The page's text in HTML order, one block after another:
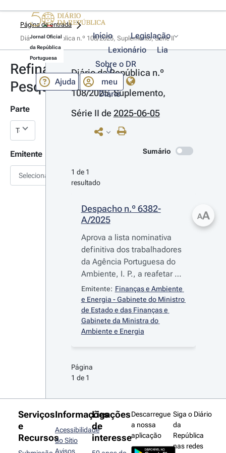
Jornal Oficial
da República
Portuguesa
Início
Legislação
Lexionário
Lia
Sobre o DR
Ajuda
O
meu
Diário
Página de entrada
Diário da República n.º 108/2025, Suplemento, Série II
Refinar
Pesquisa
Parte
Emitente
Selecionar
Diário da República n.º
108/2025, Suplemento,
Série II de 2025-06-05
Sumário
1 de 1
resultado
Despacho n.º 6382-
A/2025
Aprova a lista nominativa
definitiva dos trabalhadores
da Agência Portuguesa do
Ambiente, I. P., a reafetar à
Agência para o Clima, I. P.
Emitente: Finanças e Ambiente
e Energia - Gabinete do Ministro
de Estado e das Finanças e
Gabinete da Ministra do
Ambiente e Energia
Página
1 de 1
AA
Serviços
e
Recursos
Informações
Acessibilidade
do Sítio
Avisos
Ligações
de
interesse
Descarregue
a nossa
aplicação
Siga o Diário
da
República
nas redes